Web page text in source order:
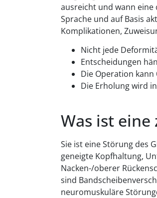
ausreicht und wann
Sprache und auf Basis
Komplikationen,
Nicht jede
Entscheidungen
Die Operation
Die Erholung wird
Was ist
Sie ist eine Störung des
geneigte Kopfhaltung,
Nacken-/oberer
sind
neuromuskuläre